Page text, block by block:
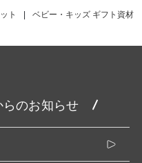
ト | ベビー・キッズ ギフト資材
のお知らせ